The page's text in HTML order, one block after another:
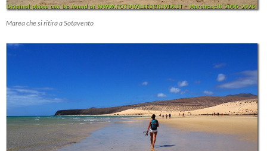
Marea che si ritira a Sotavento